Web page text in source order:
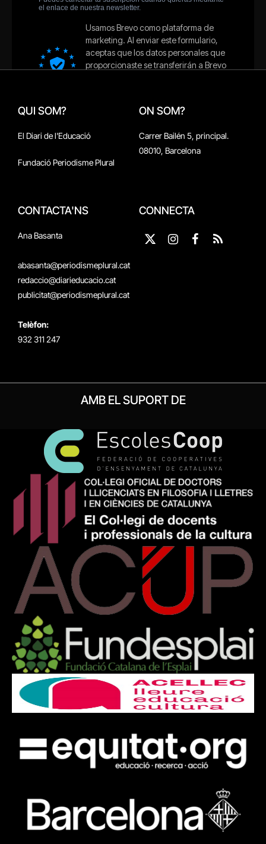
QUI SOM?
El Diari de l'Educació
Fundació Periodisme Plural
ON SOM?
Carrer Bailén 5, principal.
08010, Barcelona
CONTACTA'NS
Ana Basanta
abasanta@periodismeplural.cat
redaccio@diarieducacio.cat
publicitat@periodismeplural.cat
Telèfon:
932 311 247
CONNECTA
X
InstagramFacebook
RSS
AMB EL SUPORT DE